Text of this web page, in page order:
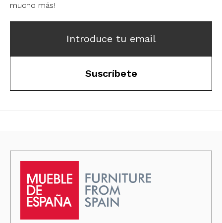
mucho más!
Introduce tu email
Suscríbete